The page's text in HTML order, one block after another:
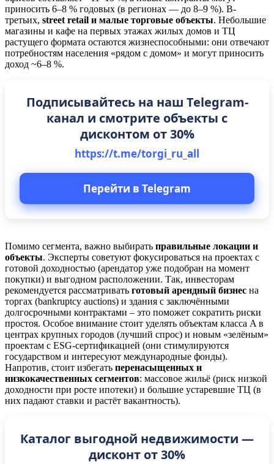
приносить 6–8 % годовых (в регионах — до 8–9 %). В-
третьих, street retail и малые торговые объекты. Небольшие
магазины и кафе на первых этажах жилых домов и ТЦ
растущего формата остаются жизнеспособными: они отвечают
потребностям населения «рядом с домом» и могут приносить
доход ~6–8 %.
Подписывайтесь на наш Telegram-
канал и смотрите объекты с
дисконтом от 30%
https://t.me/torgi_ru_all
Перейти в Telegram
Помимо сегмента, важно выбирать правильные локации и
объекты. Эксперты советуют фокусироваться на проектах с
готовой доходностью (арендатор уже подобран на момент
покупки) и выгодном расположении. Так, инвесторам
рекомендуется рассматривать готовый арендный бизнес на
торгах (bankruptcy auctions) и здания с заключёнными
долгосрочными контрактами – это поможет сократить риски
простоя. Особое внимание стоит уделять объектам класса A в
центрах крупных городов (лучший спрос) и новым «зелёным»
проектам с ESG-сертификацией (они стимулируются
государством и интересуют международные фонды).
Напротив, стоит избегать перенасыщенных и
низкокачественных сегментов: массовое жильё (риск низкой
доходности при росте ипотеки) и большие устаревшие ТЦ (в
них падают ставки и растёт вакантность).
Каталог выгодной недвижимости —
дисконт от 30%